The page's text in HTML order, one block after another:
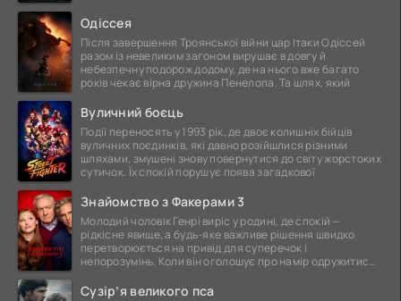
Одіссея
Після завершення Троянської війни цар Ітаки Одіссей
разом із невеликим загоном вирушає в довгу й
небезпечну подорож додому, де на нього вже багато
років чекає вірна дружина Пенелопа. Та шлях, який
Вуличний боєць
Події переносять у 1993 рік, де двоє колишніх бійців
вуличних поєдинків, які давно розійшлися різними
шляхами, змушені знову повернутися до світу жорстоких
сутичок. Їх спокій порушує поява загадкової
Знайомство з Факерами 3
Молодий чоловік Генрі виріс у родині, де спокій —
рідкісне явище, а будь-яке важливе рішення швидко
перетворюється на привід для суперечок і
непорозумінь. Коли він оголошує про намір одружитися,
Сузір’я великого пса